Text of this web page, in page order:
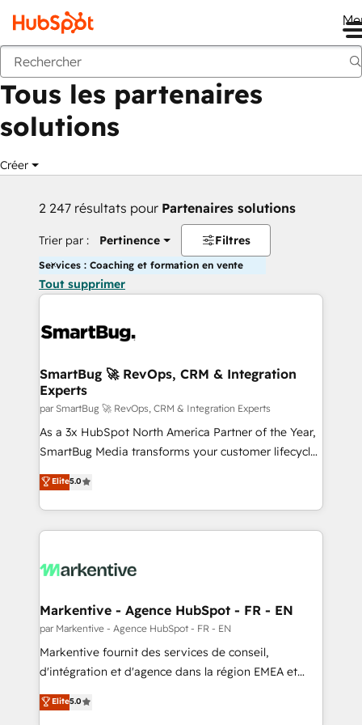
Retour
Tous les partenaires
solutions
Créer
2 247 résultats pour Partenaires solutions
Trier par : Pertinence Filtres
Services : Coaching et formation en vente
Tout supprimer
SmartBug 🚀 RevOps, CRM & Integration
Experts
par SmartBug 🚀 RevOps, CRM & Integration Experts
As a 3x HubSpot North America Partner of the Year,
SmartBug Media transforms your customer lifecycle
into a revenue engine. Our unified ecosystem
includes specialized divisions Globalia (AI &
Software) and Point Success Media (Paid Media),
making this the official home for all three brands. 🔄
and system integrations powered by Globalia’s
trainers to drive platform adoption. 📈 Revenue
Generation - Full-funnel marketing and high-
performance advertising via Point Success Media. -
Expert deployment of Breeze AI and custom agents
accreditations and deep HIPAA-compliance
Elite5.0
Markentive - Agence HubSpot - FR - EN
par Markentive - Agence HubSpot - FR - EN
Markentive fournit des services de conseil,
d'intégration et d'agence dans la région EMEA et
North America. Avec plus de 115 experts en
marketing automation, Growth, Revops, CRM et
Elite5.0